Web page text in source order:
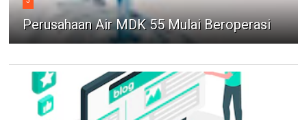
Perusahaan Air MDK 55 Mulai Beroperasi